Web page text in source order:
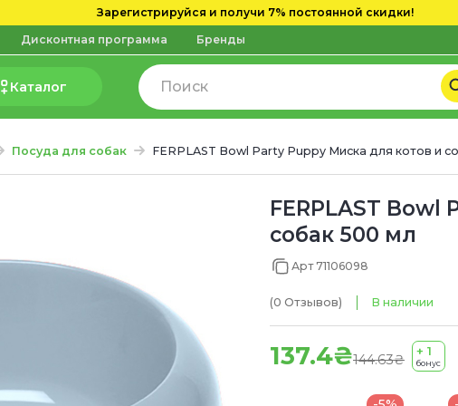
Зарегистрируйся и получи 7% постоянной скидки!
Дисконтная программа Бренды
Каталог
Посуда для собак FERPLAST Bowl Party Puppy Миска для котов и
FERPLAST Bowl
собак 500 мл
Арт 71106098
(0 Отзывов) В наличии
137.4₴144.63₴
+ 1
бонус